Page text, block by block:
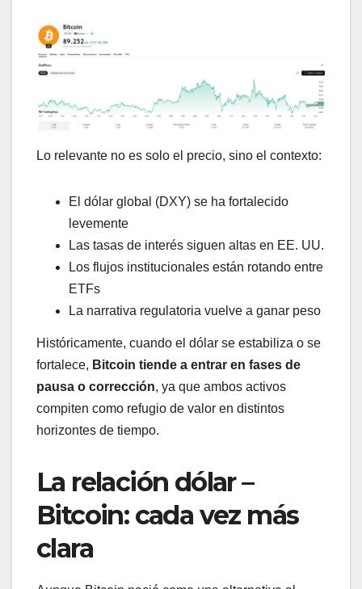
Lo relevante no es solo el precio, sino el contexto:
El dólar global (DXY) se ha fortalecido
levemente
Las tasas de interés siguen altas en EE. UU.
Los flujos institucionales están rotando entre
ETFs
La narrativa regulatoria vuelve a ganar peso
Históricamente, cuando el dólar se estabiliza o se
fortalece, Bitcoin tiende a entrar en fases de
pausa o corrección, ya que ambos activos
compiten como refugio de valor en distintos
horizontes de tiempo.
La relación dólar –
Bitcoin: cada vez más
clara